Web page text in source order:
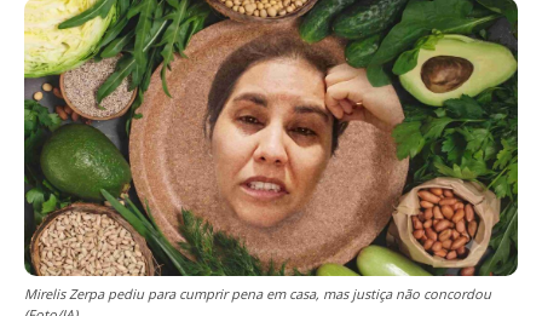
Mirelis Zerpa pediu para cumprir pena em casa, mas justiça não concordou